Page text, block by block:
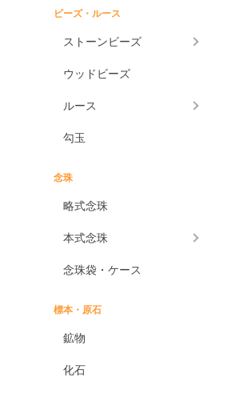
ビーズ・ルース
ストーンビーズ
ウッドビーズ
ルース
勾玉
念珠
略式念珠
本式念珠
念珠袋・ケース
標本・原石
鉱物
化石